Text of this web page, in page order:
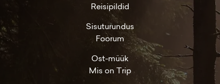
Reisipildid
Sisuturundus
Foorum
Ost-müük
Mis on Trip